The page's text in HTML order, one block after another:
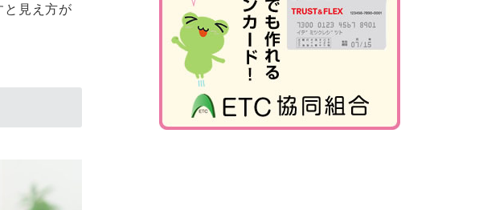
と見え方が